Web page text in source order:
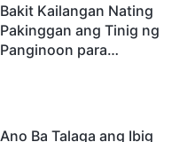
Bakit Kailangan Nating
Pakinggan ang Tinig ng
Panginoon para
Ano Ba Talaga ang Ibig